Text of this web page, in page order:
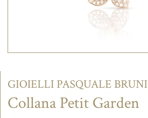
GIOIELLI PASQUALE BRUNI
Collana Petit Garden